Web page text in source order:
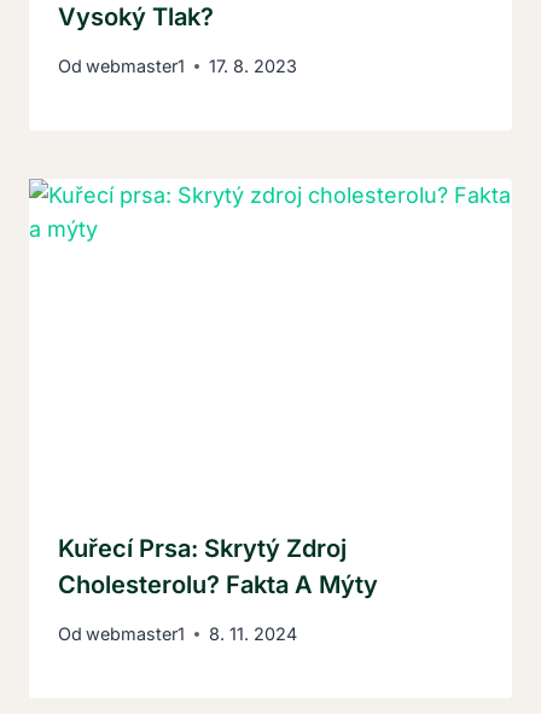
Vysoký Tlak?
Od webmaster1 17. 8. 2023
Kuřecí Prsa: Skrytý Zdroj
Cholesterolu? Fakta A Mýty
Od webmaster1 8. 11. 2024